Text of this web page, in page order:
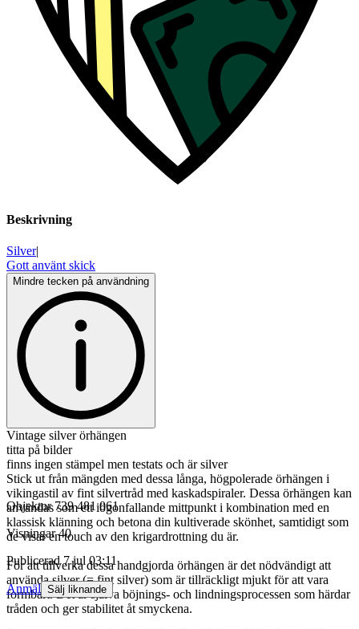
Beskrivning
Silver|
Gott använt skick
Mindre tecken på användning
Vintage silver örhängen
titta på bilder
finns ingen stämpel men testats och är silver
Stick ut från mängden med dessa långa, högpolerade örhängen i
vikingastil av fint silvertråd med kaskadspiraler. Dessa örhängen kan
användas som ett iögonfallande mittpunkt i kombination med en
klassisk klänning och betona din kultiverade skönhet, samtidigt som
de visar en touch av den krigardrottning du är.
För att tillverka dessa handgjorda örhängen är det nödvändigt att
använda silver (= fint silver) som är tillräckligt mjukt för att vara
formbart. Det är själva böjnings- och lindningsprocessen som härdar
tråden och ger stabilitet åt smyckena.
Objektnr 739 481 061
Visningar 40
Publicerad 7 jul 03:11
Anmäl Sälj liknande